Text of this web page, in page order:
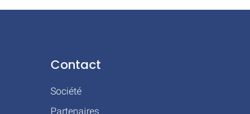
Contact
Société
Partenaires